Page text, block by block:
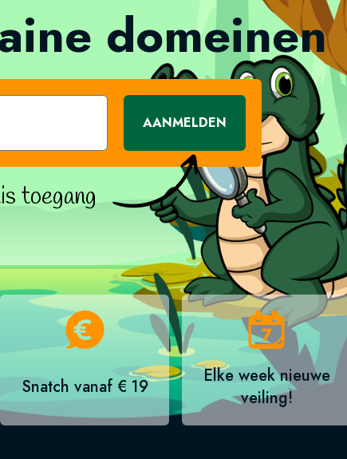
domeinen
AANMELDEN
toegang
Snatch vanaf € 19
Elke week nieuwe
veiling!